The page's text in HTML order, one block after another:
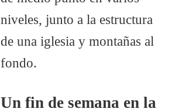
Un fin de semana en la